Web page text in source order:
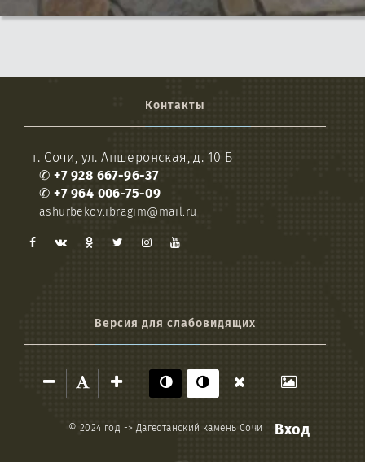
Контакты
г. Сочи, ул. Апшеронская, д. 10 Б
✆ +7 928 667-96-37
✆ +7 964 006-75-09
ashurbekov.ibragim@mail.ru
Версия для слабовидящих
Вход
© 2024 год -> Дагестанский камень Сочи